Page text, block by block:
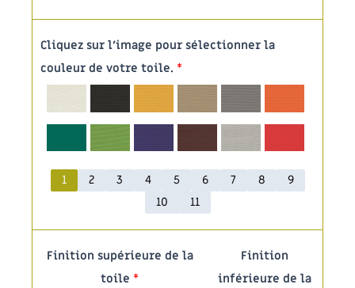
Cliquez sur l'image pour sélectionner la
couleur de votre toile. *
1 2 3 4 5 6 7 8
9
10
11
Finition supérieure de la
toile *
Finition
inférieure de la